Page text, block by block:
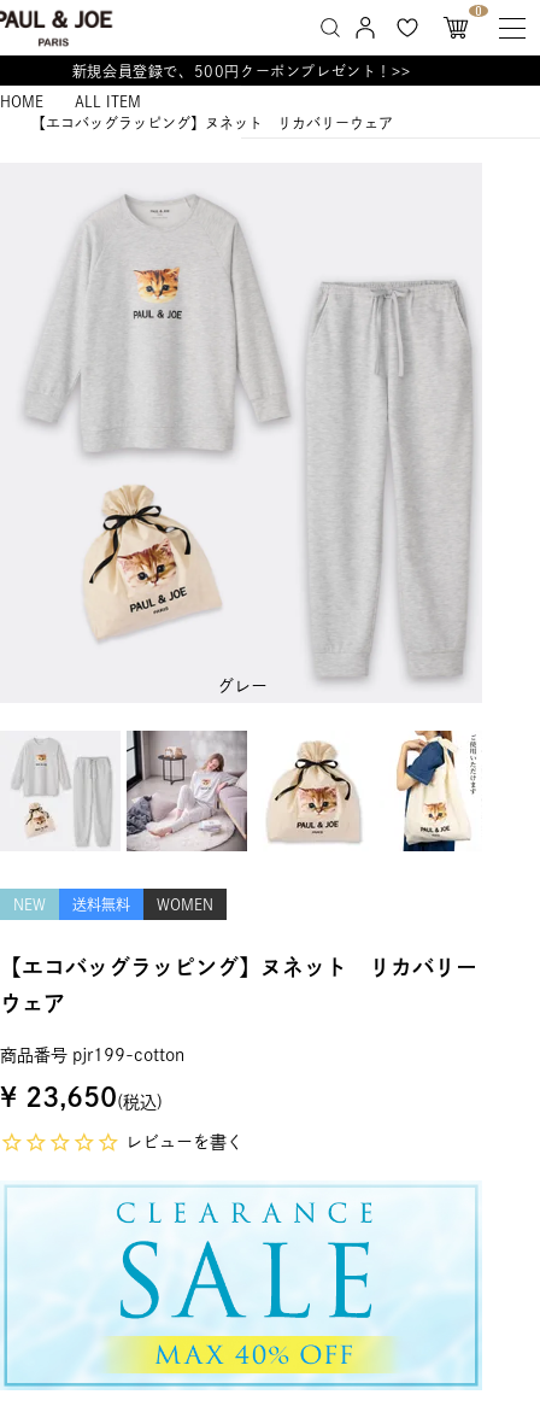
0
新規会員登録で、500円クーポンプレゼント！>>
HOME
ALL ITEM
【エコバッグラッピング】ヌネット リカバリーウェア
グレー
NEW 送料無料 WOMEN
【エコバッグラッピング】ヌネット リカバリー
ウェア
商品番号 pjr199-cotton
¥ 23,650 税込
レビューを書く